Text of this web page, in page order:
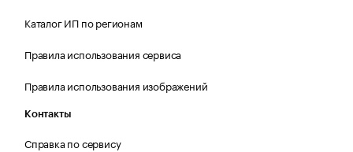
Каталог ИП по регионам
Правила использования сервиса
Правила использования изображений
Контакты
Справка по сервису